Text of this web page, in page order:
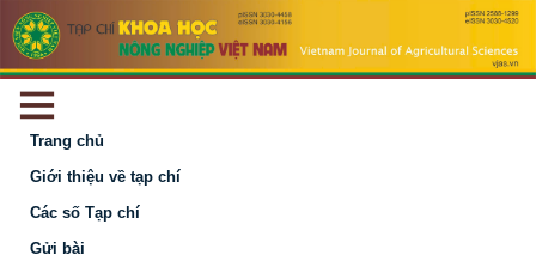
Trang chủ
Giới thiệu về tạp chí
Các số Tạp chí
Gửi bài